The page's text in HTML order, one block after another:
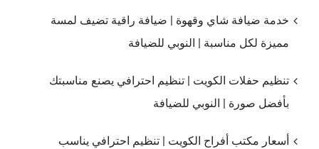
خدمة ضيافة شاي وقهوة | ضيافة راقية تضيف لمسة
مميزة لكل مناسبة | النوبي للضيافة
تنظيم حفلات الكويت | تنظيم احترافي يصنع مناسبتك
بأفضل صورة | النوبي للضيافة
أسعار مكتب أفراح الكويت | تنظيم احترافي يناسب